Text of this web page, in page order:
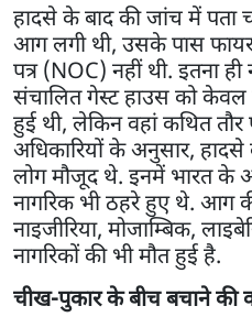
हादसे के बाद की जांच में पता
आग लगी थी, उसके पास फायर
पत्र (NOC) नहीं थी. इतना
संचालित गेस्ट हाउस को
हुई थी, लेकिन वहां कथित
अधिकारियों के अनुसार,
लोग मौजूद थे. इनमें भारत के
नागरिक भी ठहरे हुए थे. आग
नाइजीरिया, मोजाम्बिक,
नागरिकों की भी मौत हुई है.
चीख-पुकार के बीच बचाने की